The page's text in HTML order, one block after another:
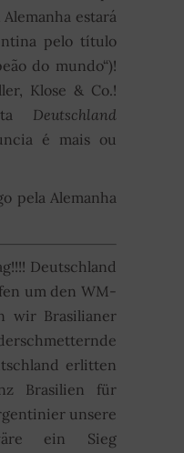
estará
pelo título
do mundo“)!
Klose & Co.!
Deutschland
é mais ou
pela Alemanha
Deutschland
um den WM-
wir Brasilianer
erlitten
Brasilien für
unsere
ein Sieg